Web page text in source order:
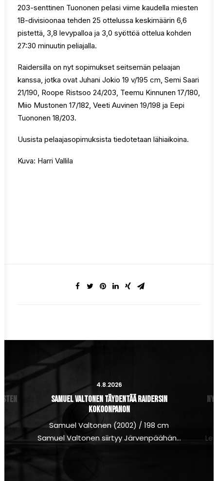
203-senttinen Tuononen pelasi viime kaudella miesten
1B-divisioonaa tehden 25 ottelussa keskimäärin 6,6
pistettä, 3,8 levypalloa ja 3,0 syöttöä ottelua kohden
27:30 minuutin peliajalla.
Raidersilla on nyt sopimukset seitsemän pelaajan
kanssa, jotka ovat Juhani Jokio 19 v/195 cm, Semi Saari
21/190, Roope Ristsoo 24/203, Teemu Kinnunen 17/180,
Miio Mustonen 17/182, Veeti Auvinen 19/198 ja Eepi
Tuononen 18/203.
Uusista pelaajasopimuksista tiedotetaan lähiaikoina.
Kuva: Harri Vallila
4.8.2026
Samuel Valtonen täydentää Raidersin
kokoonpanon
Samuel Valtonen (2002) / 198 cm
Samuel Valtonen siirtyy Järvenpäähän…